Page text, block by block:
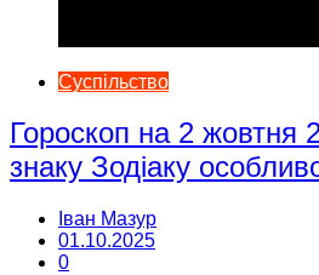
Суспільство
Гороскоп на 2 жовтня
знаку Зодіаку
Іван Мазур
01.10.2025
0